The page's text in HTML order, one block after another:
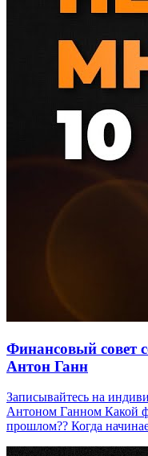
Финансовый совет
Антон Ганн
Записывайтесь на
Антоном Ганном Какой
прошлом?? Когда